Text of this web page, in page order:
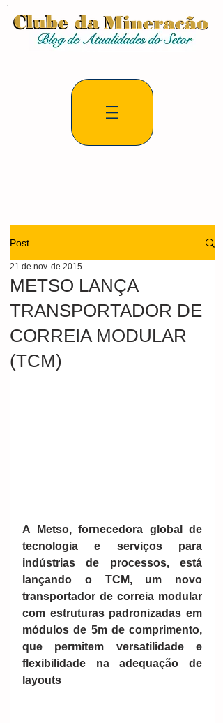
Post
METSO LANÇA
TRANSPORTADOR DE
CORREIA MODULAR
(TCM)
21 de nov. de 2015
A Metso, fornecedora global de
tecnologia e serviços para
indústrias de processos, está
lançando o TCM, um novo
transportador de correia modular
com estruturas padronizadas em
módulos de 5m de comprimento,
que permitem versatilidade e
flexibilidade na adequação de
layouts